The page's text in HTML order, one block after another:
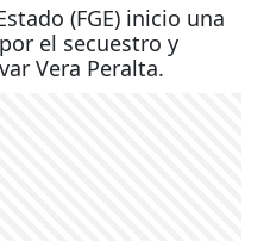
(FGE) inicio una
el secuestro y
Vera Peralta.